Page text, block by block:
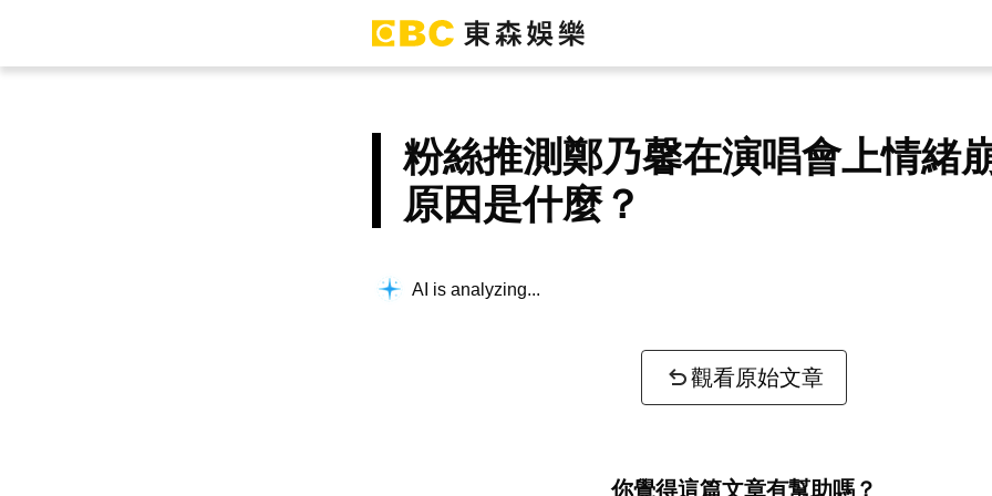
粉絲推測鄭乃馨在演唱會上情緒
原因是什麼？
AI is analyzing...
觀看原始文章
你覺得這篇文章有幫助嗎？